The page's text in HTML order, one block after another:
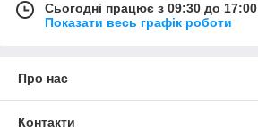
Сьогодні працює з 09:30 до 17:00
Показати весь графік роботи
Про нас
Контакти